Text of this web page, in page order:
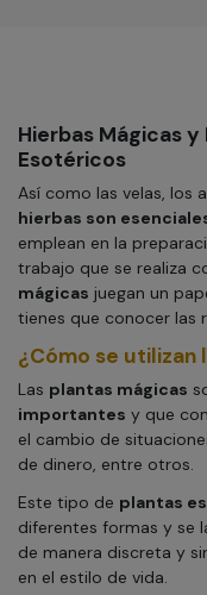
Hierbas Mágicas
Esotéricos
Así como las velas, los
hierbas son
emplean en la
trabajo que se realiza
mágicas juegan un
tienes que conocer las
¿Cómo se utilizan
Las plantas mágicas
importantes y que
el cambio de
de dinero, entre otros.
Este tipo de plantas
diferentes formas y se
de manera discreta y
en el estilo de vida.